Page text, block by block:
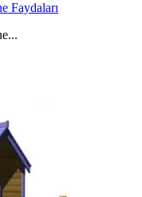
Faydaları
...